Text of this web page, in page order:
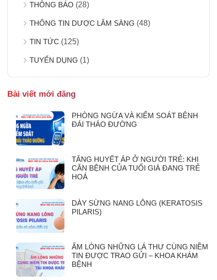
THÔNG BÁO (28)
THÔNG TIN DƯỢC LÂM SÀNG (48)
TIN TỨC (125)
TUYỂN DỤNG (1)
Bài viết mới đăng
PHÒNG NGỪA VÀ KIỂM SOÁT BỆNH
ĐÁI THÁO ĐƯỜNG
TĂNG HUYẾT ÁP Ở NGƯỜI TRẺ: KHI
CĂN BỆNH CỦA TUỔI GIÀ ĐANG TRẺ
HOÁ
DÀY SỪNG NANG LÔNG (KERATOSIS
PILARIS)
ẤM LÒNG NHỮNG LÁ THƯ CÙNG NIỀM
TIN ĐƯỢC TRAO GỬI – KHOA KHÁM
BỆNH